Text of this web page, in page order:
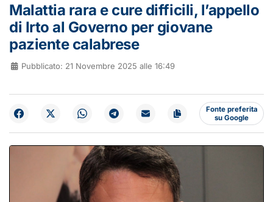
Malattia rara e cure difficili, l’appello
di Irto al Governo per giovane
paziente calabrese
Pubblicato: 21 Novembre 2025 alle 16:49
Fonte preferita
su Google